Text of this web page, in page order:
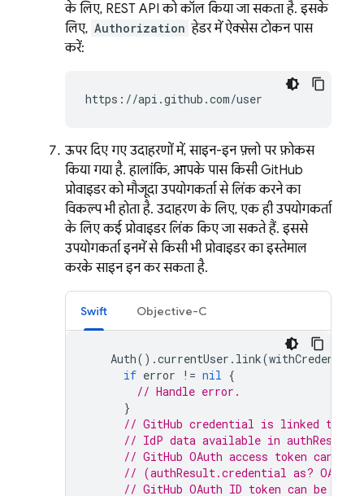
के लिए, REST API को कॉल किया जा सकता है. इसके
लिए, Authorization हेडर में ऐक्सेस टोकन पास
करें:
https://api.github.com/user
ऊपर दिए गए उदाहरणों में, साइन-इन फ़्लो पर फ़ोकस
किया गया है. हालांकि, आपके पास किसी GitHub
प्रोवाइडर को मौजूदा उपयोगकर्ता से लिंक करने का
विकल्प भी होता है. उदाहरण के लिए, एक ही उपयोगकर्ता
के लिए कई प्रोवाइडर लिंक किए जा सकते हैं. इससे
उपयोगकर्ता इनमें से किसी भी प्रोवाइडर का इस्तेमाल
करके साइन इन कर सकता है.
Swift Objective-C
Auth().currentUser . link(withCredential
if error != nil {
// Handle error.
}
// GitHub credential is linked to
// IdP data available in
// GitHub OAuth access token can
// (authResult.credential as?
// GitHub OAuth ID token can be